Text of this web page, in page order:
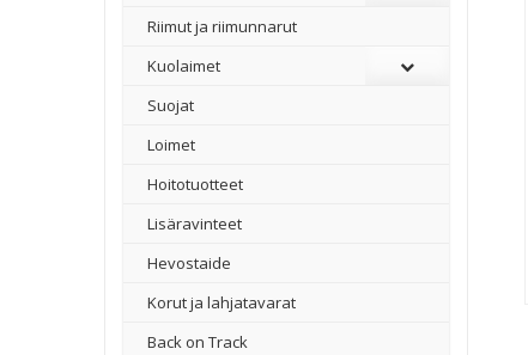
Riimut ja riimunnarut
Kuolaimet
Suojat
Loimet
Hoitotuotteet
Lisäravinteet
Hevostaide
Korut ja lahjatavarat
Back on Track